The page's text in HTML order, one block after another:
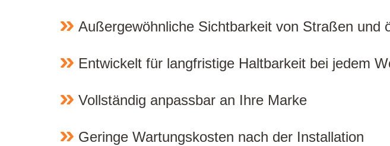
Außergewöhnliche Sichtbarkeit von Straßen und
Entwickelt für langfristige Haltbarkeit bei jedem
Vollständig anpassbar an Ihre Marke
Geringe Wartungskosten nach der Installation